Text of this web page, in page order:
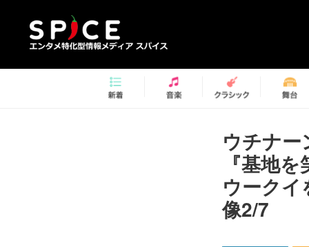
ウチナ
『基地
ウークイ
像2/7